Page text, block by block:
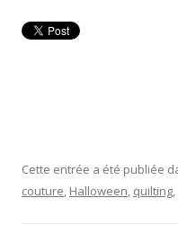
Cette entrée a été publiée
couture, Halloween, quilting